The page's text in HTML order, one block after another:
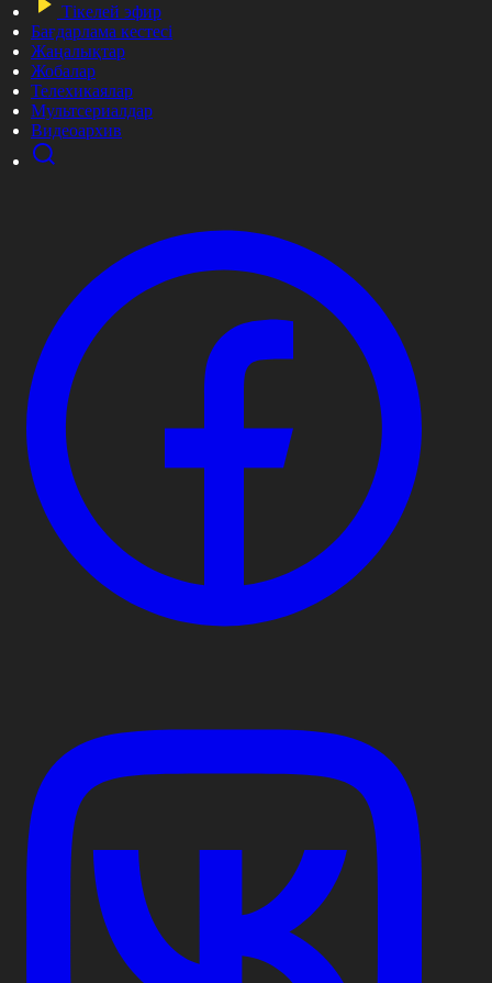
Тікелей эфир
Бағдарлама кестесі
Жаңалықтар
Жобалар
Телехикаялар
Мультсериалдар
Видеоархив